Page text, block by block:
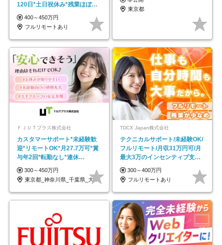
120日*土日祝休み*残業ほぼな
し*育児中社員8割以上
400～450万円
フルリモートあり
東京都
ＦＪＵＴプラス株式会社
カスタマーサポート*未経験歓
迎*リモートOK*月27.7万可*賞
与年2回*転勤なし*連休
OK/ZE010232
300～450万円
東京都_神奈川県_千葉県_大阪府_愛知県…
TDCX Japan株式会社
テクニカルサポート/未経験OK/
フルリモート/月収31万円可/月
最大3万のインセンティブ支給/
平均年齢33歳
300～400万円
フルリモートあり